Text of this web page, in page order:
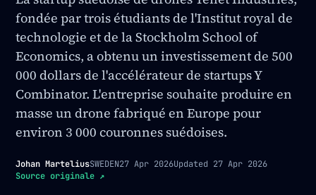
fondée par trois étudiants de l'Institut royal de
technologie et de la Stockholm School of
Economics, a obtenu un investissement de 500
000 dollars de l'accélérateur de startups Y
Combinator. L'entreprise souhaite produire en
masse un drone fabriqué en Europe pour
environ 3 000 couronnes suédoises.
Johan MarteliusSWEDEN27 Apr 2026Updated 27 Apr 2026
Source originale ↗